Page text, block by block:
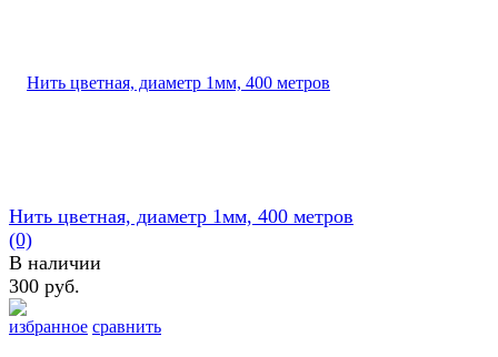
избранное сравнить
Нить цветная, диаметр 1мм, 400 метров
(0)
В наличии
300 руб.